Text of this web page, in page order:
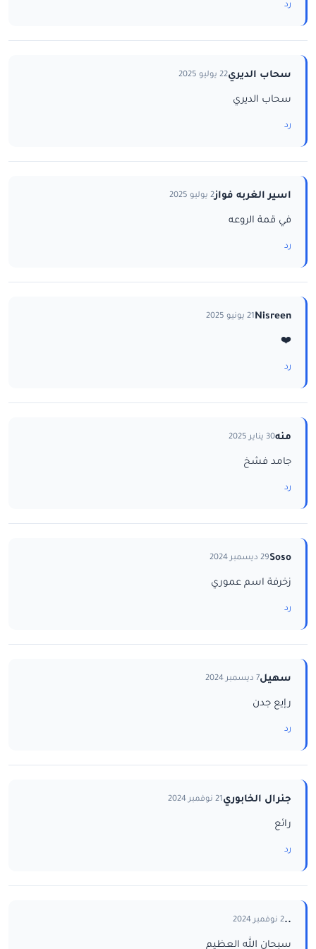
رد
سحاب الديري22 يوليو 2025
سحاب الديري
رد
اسير الغربه فواز2 يوليو 2025
في قمة الروعه
رد
Nisreen21 يونيو 2025
❤️
رد
منه30 يناير 2025
جامد فشخ
رد
Soso29 ديسمبر 2024
زخرفة اسم عموري
رد
سهيل7 ديسمبر 2024
رإيع جدن
رد
جنرال الخابوري21 نوفمبر 2024
رائع
رد
..2 نوفمبر 2024
سبحان الله العظيم